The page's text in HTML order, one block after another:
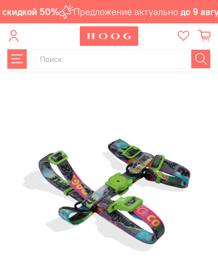
50% Предложение актуальнодо 9